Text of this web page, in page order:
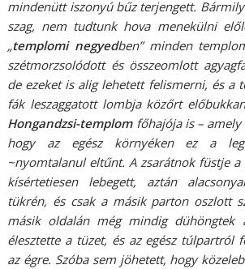
mindenütt iszonyú bűz terjengett.
szag, nem tudtunk hova menekülni
„templomi negyedben” minden
szétmorzsolódott és összeomlott
de ezeket is alig lehetett felismerni, és a
fák leszaggatott lombja közőrt
Hongandzsi-templomfőhajója is – amely
hogy az egész környéken ez a
~nyomtalanul eltűnt. A zsarátnok füstje
kísértetiesen lebegett, aztán
tükrén, és csak a másik parton oszlott
másik oldalán még mindig dühöngtek
élesztette a tüzet, és az egész túlpartról
az égre. Szóba sem jöhetett, hogy